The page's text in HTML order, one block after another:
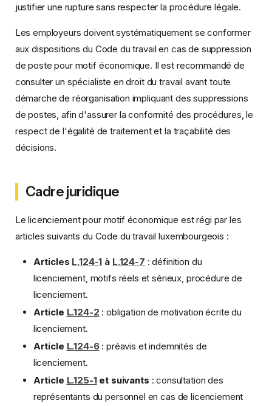
justifier une rupture sans respecter la procédure légale.
Les employeurs doivent systématiquement se conformer
aux dispositions du Code du travail en cas de suppression
de poste pour motif économique. Il est recommandé de
consulter un spécialiste en droit du travail avant toute
démarche de réorganisation impliquant des suppressions
de postes, afin d'assurer la conformité des procédures, le
respect de l'égalité de traitement et la traçabilité des
décisions.
Cadre juridique
Le licenciement pour motif économique est régi par les
articles suivants du Code du travail luxembourgeois :
Articles L.124-1 à L.124-7 : définition du
licenciement, motifs réels et sérieux, procédure de
licenciement.
Article L.124-2 : obligation de motivation écrite du
licenciement.
Article L.124-6: préavis et indemnités de
licenciement.
Article L.125-1et suivants : consultation des
représentants du personnel en cas de licenciement